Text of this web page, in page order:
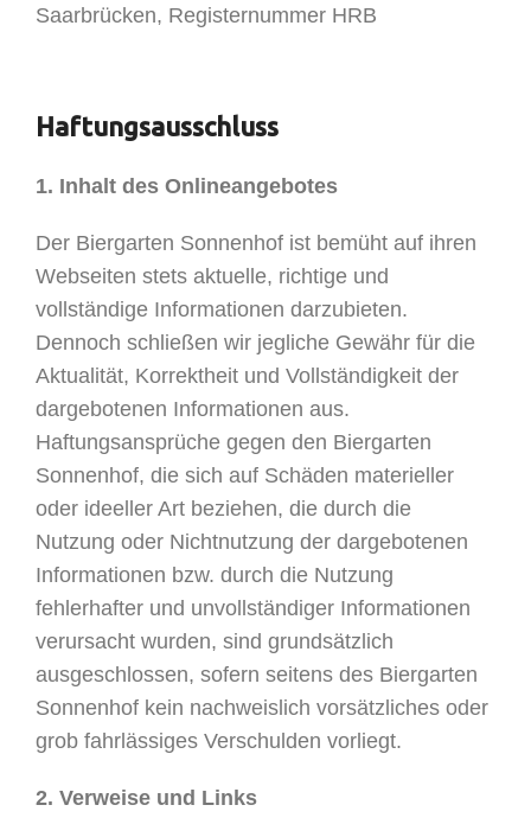
Saarbrücken, Registernummer HRB
Haftungsausschluss
1. Inhalt des Onlineangebotes
Der Biergarten Sonnenhof ist bemüht auf ihren
Webseiten stets aktuelle, richtige und
vollständige Informationen darzubieten.
Dennoch schließen wir jegliche Gewähr für die
Aktualität, Korrektheit und Vollständigkeit der
dargebotenen Informationen aus.
Haftungsansprüche gegen den Biergarten
Sonnenhof, die sich auf Schäden materieller
oder ideeller Art beziehen, die durch die
Nutzung oder Nichtnutzung der dargebotenen
Informationen bzw. durch die Nutzung
fehlerhafter und unvollständiger Informationen
verursacht wurden, sind grundsätzlich
ausgeschlossen, sofern seitens des Biergarten
Sonnenhof kein nachweislich vorsätzliches oder
grob fahrlässiges Verschulden vorliegt.
2. Verweise und Links